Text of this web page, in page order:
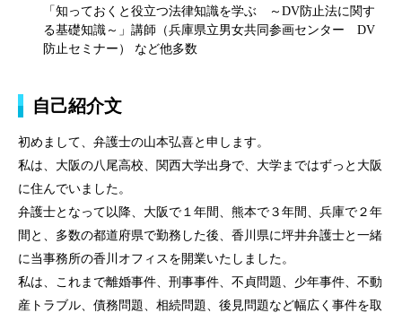
「知っておくと役立つ法律知識を学ぶ ～DV防止法に関す
る基礎知識～」講師（兵庫県立男女共同参画センター DV
防止セミナー） など他多数
自己紹介文
初めまして、弁護士の山本弘喜と申します。
私は、大阪の八尾高校、関西大学出身で、大学まではずっと大阪
に住んでいました。
弁護士となって以降、大阪で１年間、熊本で３年間、兵庫で２年
間と、多数の都道府県で勤務した後、香川県に坪井弁護士と一緒
に当事務所の香川オフィスを開業いたしました。
私は、これまで離婚事件、刑事事件、不貞問題、少年事件、不動
産トラブル、債務問題、相続問題、後見問題など幅広く事件を取